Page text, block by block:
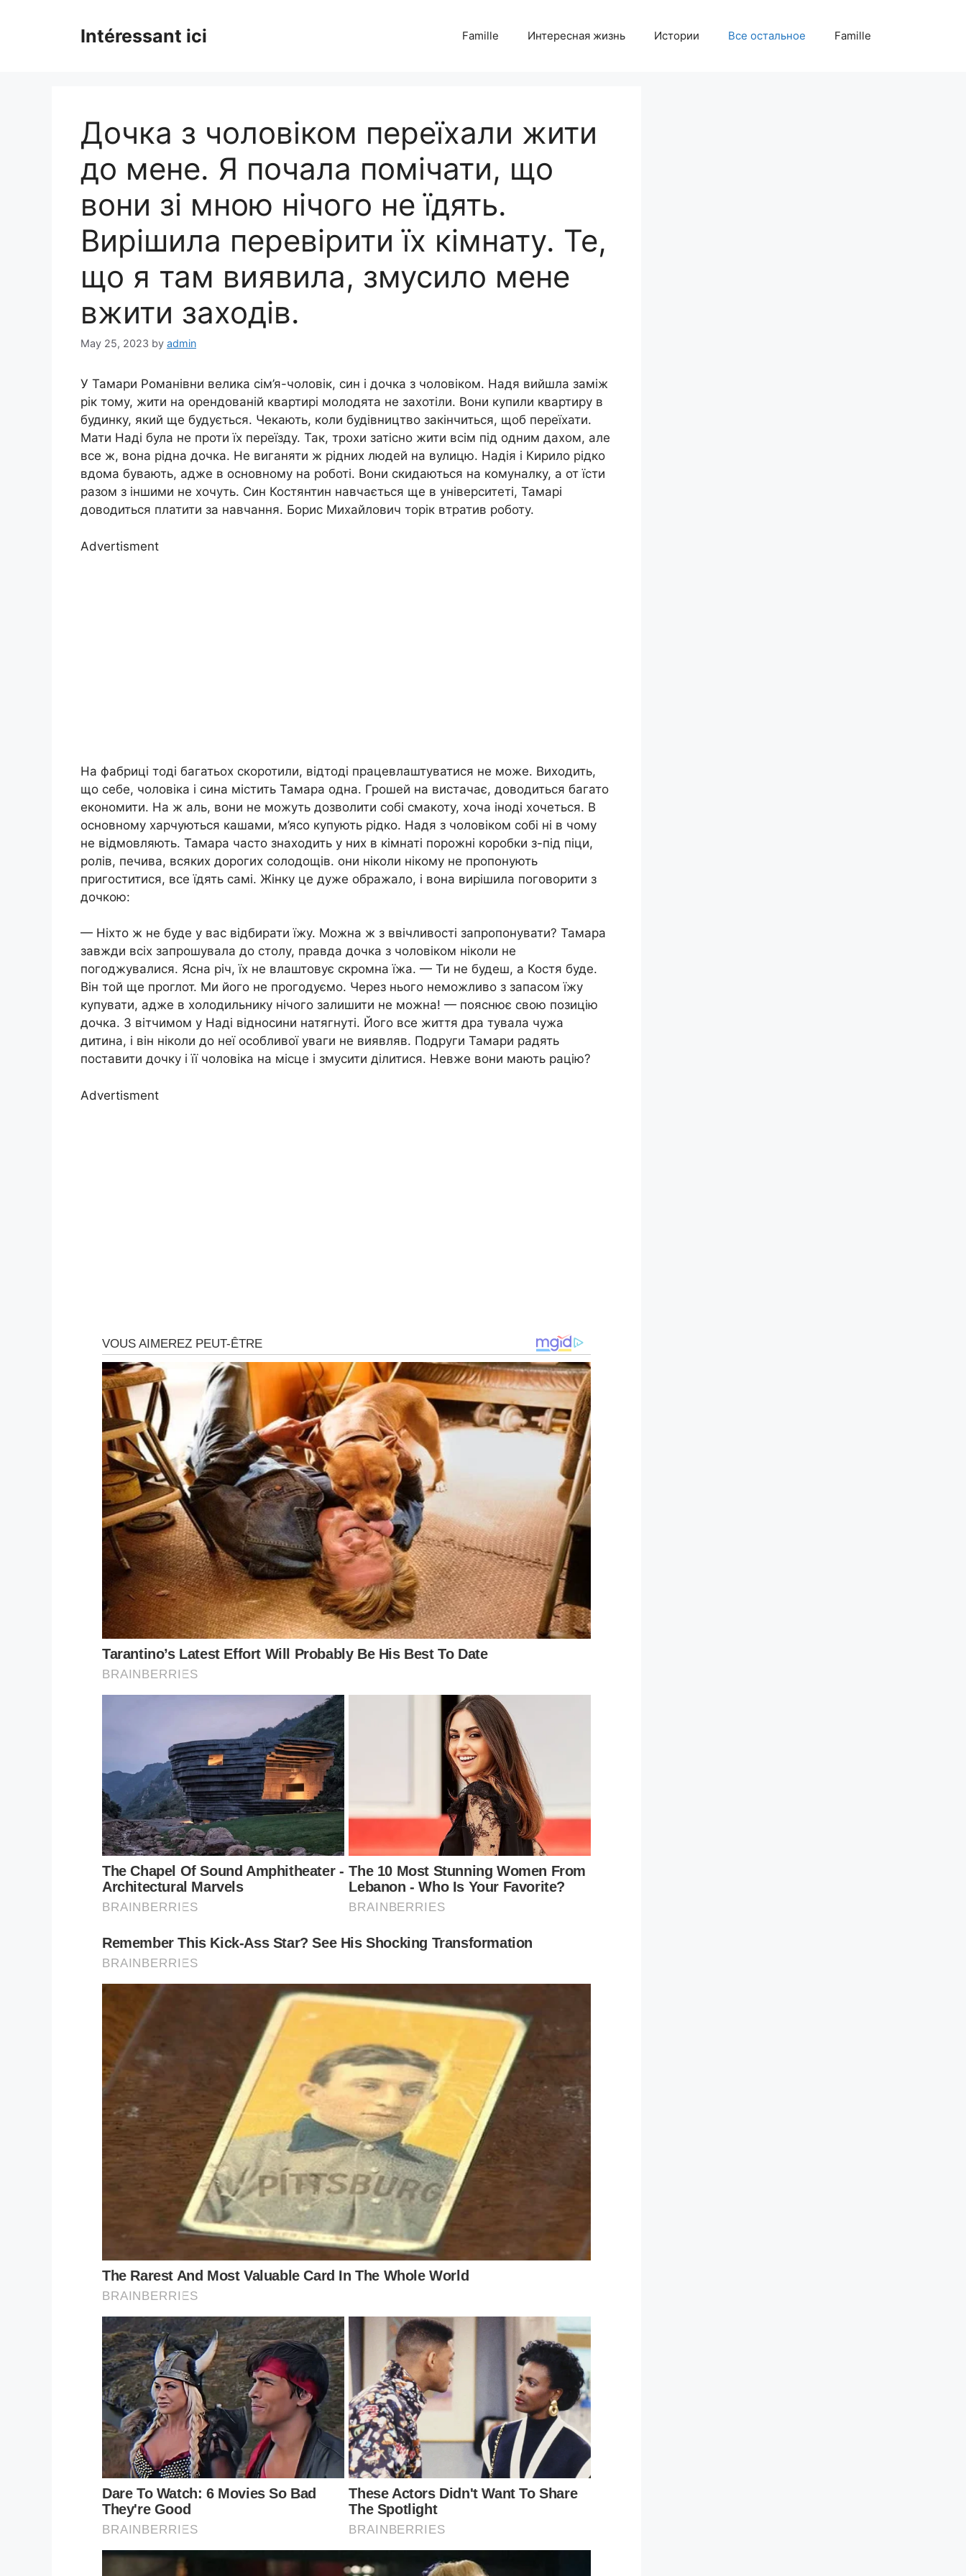
Intéressant ici Famille Интересная жизнь Истории Все остальное Famille
Дочка з чоловіком переїхали жити
до мене. Я почала помічати, що
вони зі мною нічого не їдять.
Вирішила перевірити їх кімнату. Те,
що я там виявила, змусило мене
вжити заходів.
May 25, 2023 by admin
У Тамари Романівни велика сім’я-чоловік, син і дочка з чоловіком. Надя вийшла заміж
рік тому, жити на орендованій квартирі молодята не захотіли. Вони купили квартиру в
будинку, який ще будується. Чекають, коли будівництво закінчиться, щоб переїхати.
Мати Наді була не проти їх переїзду. Так, трохи затісно жити всім під одним дахом, але
все ж, вона рідна дочка. Не виганяти ж рідних людей на вулицю. Надія і Кирило рідко
вдома бувають, адже в основному на роботі. Вони скидаються на комуналку, а от їсти
разом з іншими не хочуть. Син Костянтин навчається ще в університеті, Тамарі
доводиться платити за навчання. Борис Михайлович торік втратив роботу.
Advertisment
На фабриці тоді багатьох скоротили, відтоді працевлаштуватися не може. Виходить,
що себе, чоловіка і сина містить Тамара одна. Грошей на вистачає, доводиться багато
економити. На ж аль, вони не можуть дозволити собі смакоту, хоча іноді хочеться. В
основному харчуються кашами, м’ясо купують рідко. Надя з чоловіком собі ні в чому
не відмовляють. Тамара часто знаходить у них в кімнаті порожні коробки з-під піци,
ролів, печива, всяких дорогих солодощів. они ніколи нікому не пропонують
пригоститися, все їдять самі. Жінку це дуже ображало, і вона вирішила поговорити з
дочкою:
— Ніхто ж не буде у вас відбирати їжу. Можна ж з ввічливості запропонувати? Тамара
завжди всіх запрошувала до столу, правда дочка з чоловіком ніколи не
погоджувалися. Ясна річ, їх не влаштовує скромна їжа. — Ти не будеш, а Костя буде.
Він той ще проглот. Ми його не прогодуємо. Через нього неможливо з запасом їжу
купувати, адже в холодильнику нічого залишити не можна! — пояснює свою позицію
дочка. З вітчимом у Наді відносини натягнуті. Його все життя дра тувала чужа
дитина, і він ніколи до неї особливої уваги не виявляв. Подруги Тамари радять
поставити дочку і її чоловіка на місце і змусити ділитися. Невже вони мають рацію?
Advertisment